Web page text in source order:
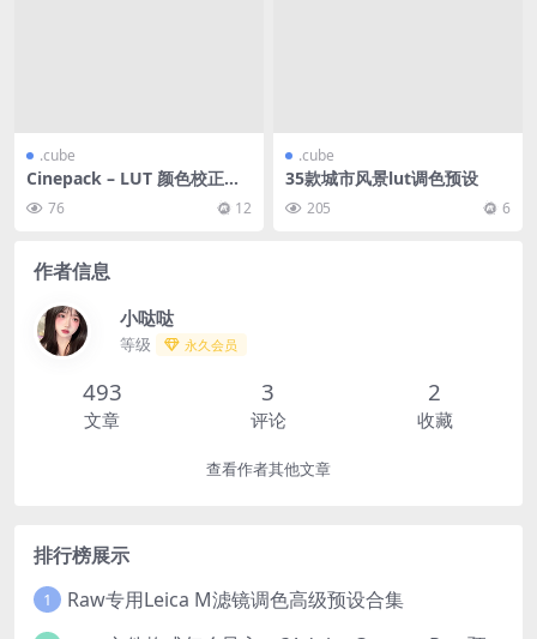
.cube
Cinepack – LUT 颜色校正预
设 76 12
.cube
35款城市风景lut调色预设
205 6
作者信息
小哒哒
等级 永久会员
493
文章
3
评论
2
收藏
查看作者其他文章
排行榜展示
1 Raw专用Leica M滤镜调色高级预设合集